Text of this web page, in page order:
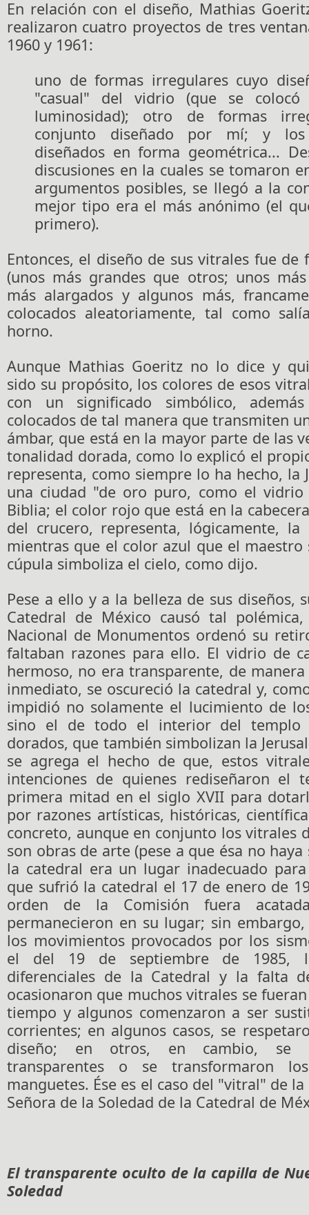
En relación con el diseño, Mathias
realizaron cuatro proyectos de tres
1960 y 1961:
uno de formas irregulares cuyo
"casual" del vidrio (que se
luminosidad); otro de formas
conjunto diseñado por mí; y
diseñados en forma geométrica...
discusiones en la cuales se tomaron
argumentos posibles, se llegó a la
mejor tipo era el más anónimo (el
primero).
Entonces, el diseño de sus vitrales fue de
(unos más grandes que otros; unos
más alargados y algunos más,
colocados aleatoriamente, tal como
horno.
Aunque Mathias Goeritz no lo dice y
sido su propósito, los colores de esos
con un significado simbólico,
colocados de tal manera que transmiten
ámbar, que está en la mayor parte de las
tonalidad dorada, como lo explicó el
representa, como siempre lo ha hecho, la
una ciudad "de oro puro, como el vidrio
Biblia; el color rojo que está en la
del crucero, representa, lógicamente, la
mientras que el color azul que el maestro
cúpula simboliza el cielo, como dijo.
Pese a ello y a la belleza de sus diseños,
Catedral de México causó tal
Nacional de Monumentos ordenó su
faltaban razones para ello. El vidrio de
hermoso, no era transparente, de
inmediato, se oscureció la catedral y,
impidió no solamente el lucimiento de
sino el de todo el interior del templo
dorados, que también simbolizan la
se agrega el hecho de que, estos
intenciones de quienes rediseñaron el
primera mitad en el siglo XVII para
por razones artísticas, históricas,
concreto, aunque en conjunto los vitrales
son obras de arte (pese a que ésa no
la catedral era un lugar inadecuado
que sufrió la catedral el 17 de enero de
orden de la Comisión fuera
permanecieron en su lugar; sin
los movimientos provocados por los
el del 19 de septiembre de 1985,
diferenciales de la Catedral y la falta
ocasionaron que muchos vitrales se
tiempo y algunos comenzaron a ser
corrientes; en algunos casos, se
diseño; en otros, en cambio, se
transparentes o se transformaron
manguetes. Ése es el caso del "vitral" de
Señora de la Soledad de la Catedral de
El transparente oculto de la capilla de
Soledad